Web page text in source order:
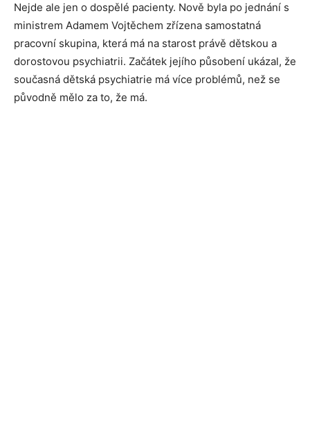
Nejde ale jen o dospělé pacienty. Nově byla po jednání s
ministrem Adamem Vojtěchem zřízena samostatná
pracovní skupina, která má na starost právě dětskou a
dorostovou psychiatrii. Začátek jejího působení ukázal, že
současná dětská psychiatrie má více problémů, než se
původně mělo za to, že má.